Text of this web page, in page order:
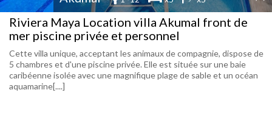
Riviera Maya Location villa Akumal front de
mer piscine privée et personnel
Cette villa unique, acceptant les animaux de compagnie, dispose de
5 chambres et d'une piscine privée. Elle est située sur une baie
caribéenne isolée avec une magnifique plage de sable et un océan
aquamarine[....]